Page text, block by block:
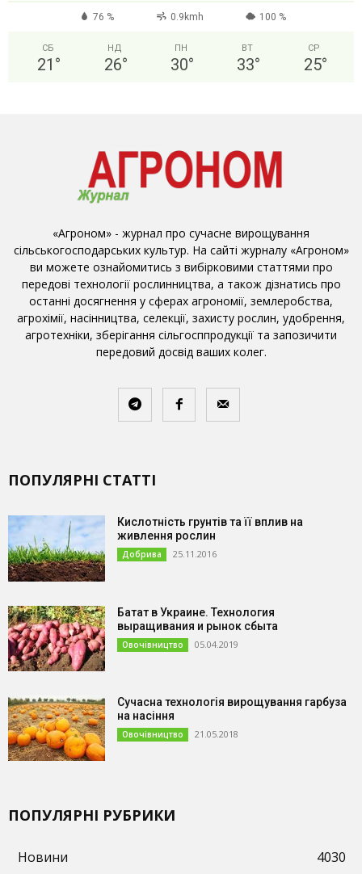
76 % 0.9kmh 100 %
СБ
21 °
НД
26°
ПН
30°
ВТ
33°
СР
25°
«Агроном» - журнал про сучасне вирощування
сільськогосподарських культур. На сайті журналу «Агроном»
ви можете ознайомитись з вибірковими статтями про
передові технології рослинництва, а також дізнатись про
останні досягнення у сферах агрономії, землеробства,
агрохімії, насінництва, селекції, захисту рослин, удобрення,
агротехніки, зберігання сільгосппродукції та запозичити
передовий досвід ваших колег.
ПОПУЛЯРНІ СТАТТІ
Кислотність грунтів та її вплив на
живлення рослин
Добрива 25.11.2016
Батат в Украине. Технология
выращивания и рынок сбыта
Овочівництво 05.04.2019
Сучасна технологія вирощування гарбуза
на насіння
Овочівництво 21.05.2018
ПОПУЛЯРНІ РУБРИКИ
Новини
4030